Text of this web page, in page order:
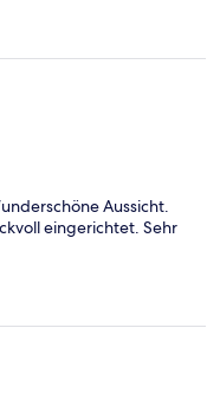
Aussicht.
eingerichtet. Sehr